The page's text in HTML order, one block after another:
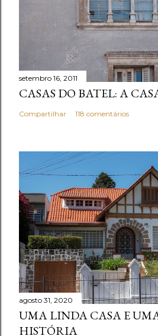
t
á
r
i
setembro 16, 2011
CASAS DO BATEL: A
Compartilhar 118 comentários
agosto 31, 2020
UMA LINDA CASA E
HISTÓRIA